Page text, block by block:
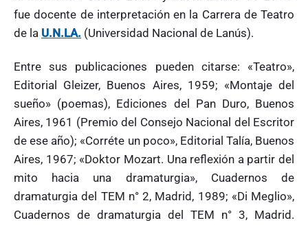
fue docente de interpretación en la Carrera de Teatro
de la U.N.LA. (Universidad Nacional de Lanús).
Entre sus publicaciones pueden citarse: «Teatro»,
Editorial Gleizer, Buenos Aires, 1959; «Montaje del
sueño» (poemas), Ediciones del Pan Duro, Buenos
Aires, 1961 (Premio del Consejo Nacional del Escritor
de ese año); «Corréte un poco», Editorial Talía, Buenos
Aires, 1967; «Doktor Mozart. Una reflexión a partir del
mito hacia una dramaturgia», Cuadernos de
dramaturgia del TEM n° 2, Madrid, 1989; «Di Meglio»,
Cuadernos de dramaturgia del TEM n° 3, Madrid.